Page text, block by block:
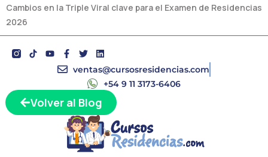
Volver al Blog
Cambios en la Triple Viral clave para el Examen de Residencias
2026
Y
o
u
e
F
a
c
b
o
k
-
f
T
w
i
t
e
r
L
i
n
e
i
n
ventas@cursosresidencias.com
+54 9 11 3173-6406